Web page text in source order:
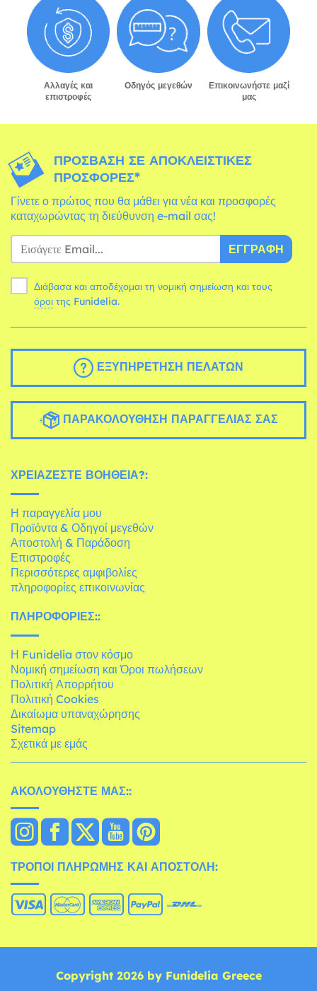
Αλλαγές και
επιστροφές
Οδηγός μεγεθών
Επικοινωνήστε μαζί
μας
ΠΡΌΣΒΑΣΗ ΣΕ ΑΠΟΚΛΕΙΣΤΙΚΈΣ
ΠΡΟΣΦΟΡΈΣ*
Γίνετε ο πρώτος που θα μάθει για νέα και προσφορές
καταχωρώντας τη διεύθυνση e-mail σας!
ΕΓΓΡΑΦΉ
Διάβασα και αποδέχομαι τη νομική σημείωση και τους
όροι της Funidelia.
ΕΞΥΠΗΡΈΤΗΣΗ ΠΕΛΑΤΏΝ
ΠΑΡΑΚΟΛΟΎΘΗΣΗ ΠΑΡΑΓΓΕΛΊΑΣ ΣΑΣ
ΧΡΕΙΆΖΕΣΤΕ ΒΟΉΘΕΙΑ?:
Η παραγγελία μου
Προϊόντα & Οδηγοί μεγεθών
Αποστολή & Παράδοση
Επιστροφές
Περισσότερες αμφιβολίες
πληροφορίες επικοινωνίας
ΠΛΗΡΟΦΟΡΊΕΣ::
Η Funidelia στον κόσμο
Νομική σημείωση και Όροι πωλήσεων
Πολιτική Απορρήτου
Πολιτική Cookies
Δικαίωμα υπαναχώρησης
Sitemap
Σχετικά με εμάς
ΑΚΟΛΟΥΘΉΣΤΕ ΜΑΣ::
ΤΡΌΠΟΙ ΠΛΗΡΩΜΉΣ ΚΑΙ ΑΠΟΣΤΟΛΉ:
Copyright 2026 by Funidelia Greece